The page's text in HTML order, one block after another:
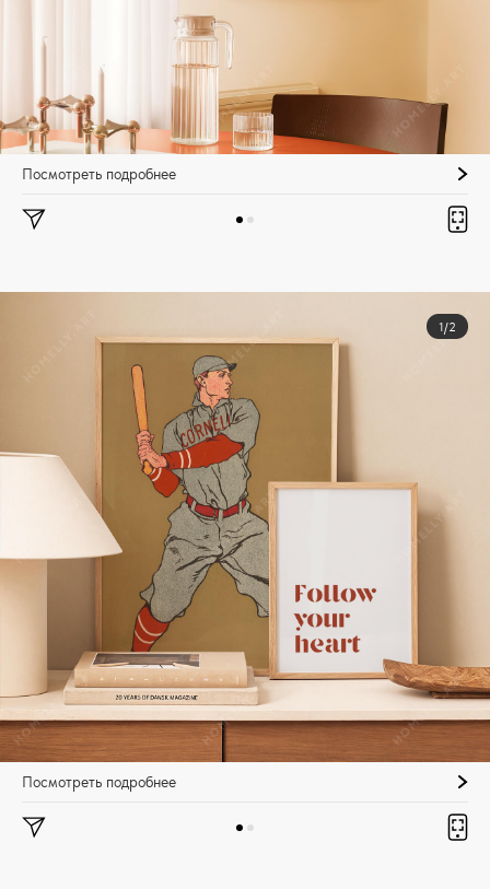
Посмотреть подробнее
1/2
Посмотреть подробнее